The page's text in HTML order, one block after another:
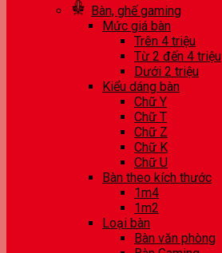
Bàn, ghế gaming
Mức giá bàn
Trên 4 triệu
Từ 2 đến 4 triệu
Dưới 2 triệu
Kiểu dáng bàn
Chữ Y
Chữ T
Chữ Z
Chữ K
Chữ U
Bàn theo kích thước
1m4
1m2
Loại bàn
Bàn văn phòng